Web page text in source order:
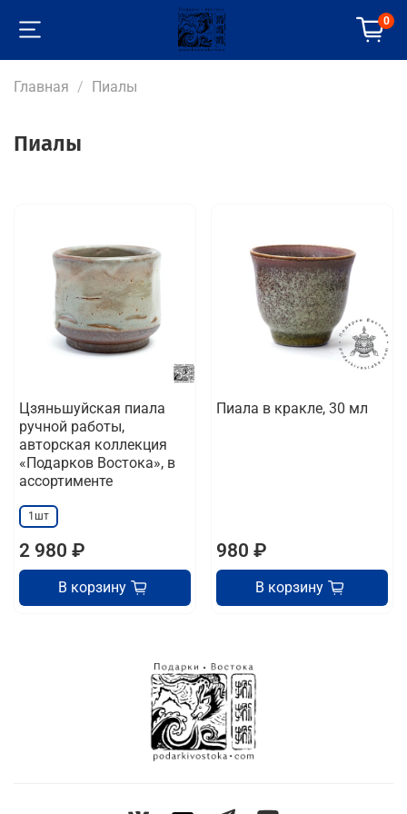
0
Главная Пиалы
Пиалы
Цзяньшуйская пиала
ручной работы,
авторская коллекция
«Подарков Востока», в
ассортименте
1шт
2 980 ₽
В корзину
Пиала в кракле, 30 мл
980 ₽
В корзину